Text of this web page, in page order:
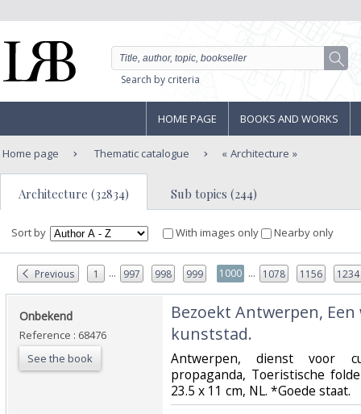
Search by criteria
HOME PAGE BOOKS AND WORKS
Home page Thematic catalogue Architecture
Architecture (32834) Sub topics (244)
Sort by With images only Nearby only
Previous 1 ... 997 998 999 1000 ... 1078 1156 1234
‎Onbekend‎
Reference : 68476
See the book
‎Bezoekt Antwerpen,
kunststad.‎
‎Antwerpen, dienst voor
propaganda, Toeristische
23.5 x 11 cm, NL. *Goede staat.‎